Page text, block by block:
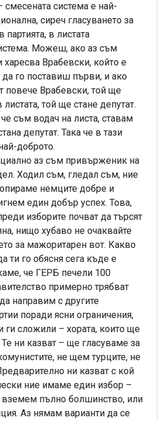
система е най-
сиреч гласуването за
партията, в листата
Можеш, ако аз съм
харесва Врабевски, който е
го поставиш първи, и ако
повече Врабевски, той ще
той ще стане депутат.
съм водач на листа, ставам
депутат. Така че в тази
доброто.
аз съм привърженик на
Ходил съм, гледал съм, ние
немците добре и
един добър успех. Това,
изборите почват да търсят
нищо хубаво не очаквайте
за мажоритарен вот. Какво
ти го обясня сега къде е
че ГЕРБ печели 100
примерно трябват
направим с другите
поради ясни ограничения,
ги сложили – хората, които ще
Те ни казват – ще гласуваме за
не щем турците, не
ни казват с кой
ние имаме един избор –
вземем пълно болшинство, или
Аз нямам варианти да се